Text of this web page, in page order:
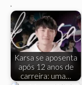
.
Karsa se aposenta
após 12 anos de
carreira: uma…